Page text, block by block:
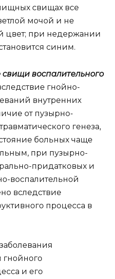
свищах все
мочой и не
цвет; при недержании
синим.
воспалительного
гнойно-
внутренних
от пузырно-
генеза,
больных чаще
при пузырно-
придатковых и
воспалительной
вследствие
процесса в
гнойного
и его